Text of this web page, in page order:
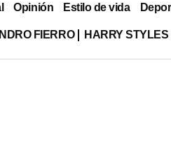
Opinión Estilo de vida
FIERRO HARRY